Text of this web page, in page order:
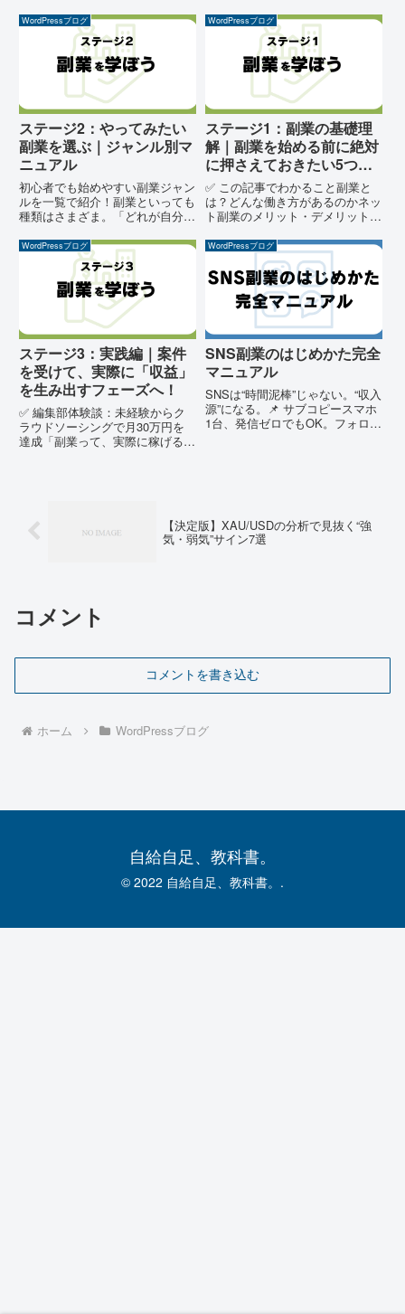
も迷いにくい手順に落とし込みま
す。金（ゴールド）が動く理由、
見るべき指標、負けにくいリスク
管理まで1本で解説。XAU/...
ン」は非常に重要な要素です。そ
れぞれの違いを理解し、効果的に
活用することで、フォロワー増加
やエンゲージメント...
WordPressブログ
ステージ2：やってみたい
副業を選ぶ｜ジャンル別マ
ニュアル
初心者でも始めやすい副業ジャン
ルを一覧で紹介！副業といっても
種類はさまざま。「どれが自分に
迷っていませんか？ここでは、初
心者でも取り組みやすいネット副
業を厳選して紹介します。あなた
の興味やライフスタイルに合わ
WordPressブログ
ステージ1：副業の基礎理
解｜副業を始める前に絶対
に押さえておきたい5つの
基本
✅ この記事でわかること副業と
は？どんな働き方があるのかネッ
ト副業のメリット・デメリットよ
回避法どのくらい稼げる？収入パ
ターンの実例副業を始める前に準
備しておきたいこと1. 副業と
は？定義と広がる選択肢副業と
WordPressブログ
ステージ3：実践編｜案件
を受けて、実際に「収益」
を生み出すフェーズへ！
✅ 編集部体験談：未経験からク
ラウドソーシングで月30万円を
達成「副業って、実際に稼げる
成。...
WordPressブログ
SNS副業のはじめかた完全
マニュアル
SNSは“時間泥棒”じゃない。“収入
源”になる。📌 サブコピースマホ
1台、発信ゼロでもOK。フォロワ
【決定版】XAU/USDの分析で見抜く“強
気・弱気”サイン7選
コメント
コメントを書き込む
ホーム WordPressブログ
自給自足、教科書。
© 2022 自給自足、教科書。.